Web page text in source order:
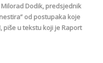
Dodik, predsjednik
od postupaka koje
piše u tekstu koji je Raport